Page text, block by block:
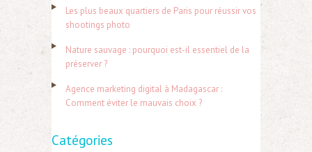
h
r
:
Les plus beaux quartiers de Paris pour réussir vos
shootings photo
Nature sauvage : pourquoi est-il essentiel de la
préserver ?
Agence marketing digital à Madagascar :
Comment éviter le mauvais choix ?
Catégories